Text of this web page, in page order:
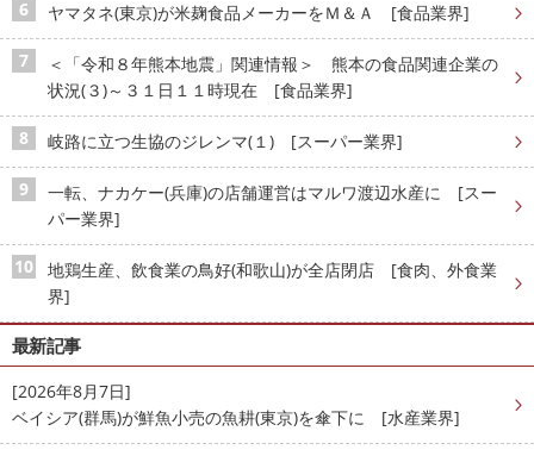
ヤマタネ(東京)が米麹食品メーカーをＭ＆Ａ [食品業界]
＜「令和８年熊本地震」関連情報＞ 熊本の食品関連企業の
状況(３)～３１日１１時現在 [食品業界]
岐路に立つ生協のジレンマ(１) [スーパー業界]
一転、ナカケー(兵庫)の店舗運営はマルワ渡辺水産に [スー
パー業界]
地鶏生産、飲食業の鳥好(和歌山)が全店閉店 [食肉、外食業
界]
最新記事
[2026年8月7日]
ベイシア(群馬)が鮮魚小売の魚耕(東京)を傘下に [水産業界]